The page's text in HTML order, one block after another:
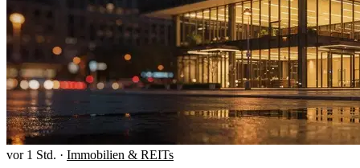
vor 1 Std. · Immobilien & REITs